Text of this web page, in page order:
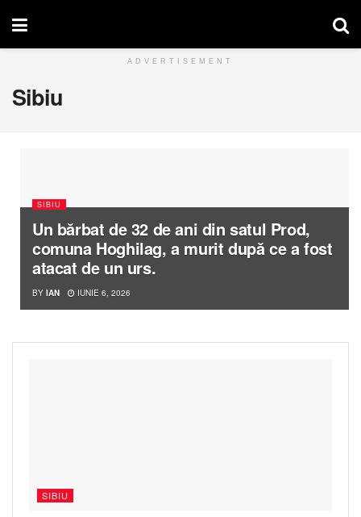
ADVERTISEMENT
Sibiu
SIBIU
Un bărbat de 32 de ani din satul Prod,
comuna Hoghilag, a murit după ce a fost
atacat de un urs.
BY IAN IUNIE 6, 2026
SIBIU